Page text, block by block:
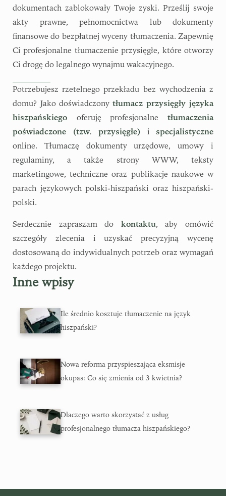
dokumentach zablokowały Twoje zyski. Prześlij swoje
akty prawne, pełnomocnictwa lub dokumenty
finansowe do bezpłatnej wyceny tłumaczenia. Zapewnię
Ci profesjonalne tłumaczenie przysięgłe, które otworzy
Ci drogę do legalnego wynajmu wakacyjnego.
Potrzebujesz rzetelnego przekładu bez wychodzenia z
domu? Jako doświadczony tłumacz przysięgły języka
hiszpańskiego oferuję profesjonalnetłumaczenia
poświadczone (tzw. przysięgłe) i specjalistyczne
online. Tłumaczę dokumenty urzędowe, umowy i
regulaminy, a także strony WWW, teksty
marketingowe, techniczne oraz publikacje naukowe w
parach językowych polski-hiszpański oraz hiszpański-
polski.
Serdecznie zapraszam do kontaktu, aby omówić
szczegóły zlecenia i uzyskać precyzyjną wycenę
dostosowaną do indywidualnych potrzeb oraz wymagań
każdego projektu.
Inne wpisy
Ile średnio kosztuje tłumaczenie na język
hiszpański?
Nowa reforma przyspieszająca eksmisje
okupas: Co się zmienia od 3 kwietnia?
Dlaczego warto skorzystać z usług
profesjonalnego tłumacza hiszpańskiego?